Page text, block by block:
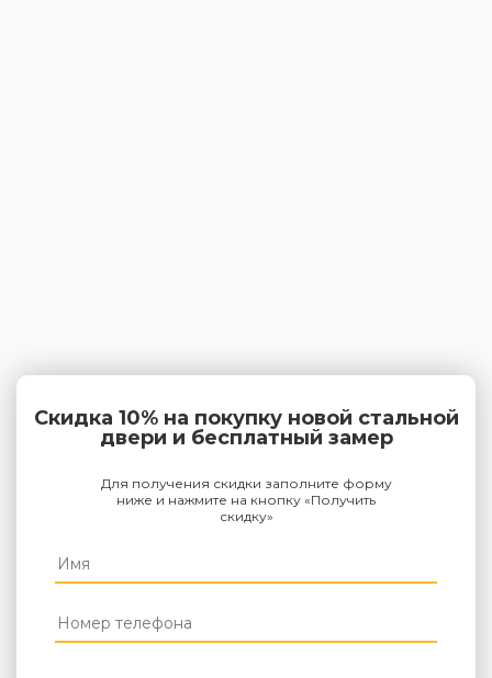
Скидка 10% на покупку новой стальной
двери и бесплатный замер
Для получения скидки заполните форму
ниже и нажмите на кнопку «Получить
скидку»